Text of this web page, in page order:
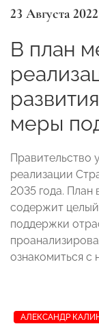
23 Августа 2022
В план
меры
Правительство
реализации
2035 года. План
содержит
поддержки
ознакомиться
АЛЕКСАНДР